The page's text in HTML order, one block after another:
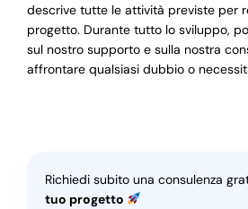
descrive tutte le attività previste per
progetto. Durante tutto lo sviluppo,
sul nostro supporto e sulla nostra
affrontare qualsiasi dubbio o
Richiedi subito una consulenza
tuo progetto